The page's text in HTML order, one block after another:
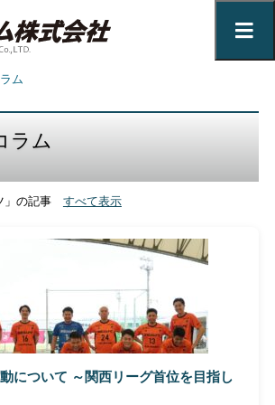
ム
ラム
」の記事 すべて表示
について ～関西リーグ首位を目指し